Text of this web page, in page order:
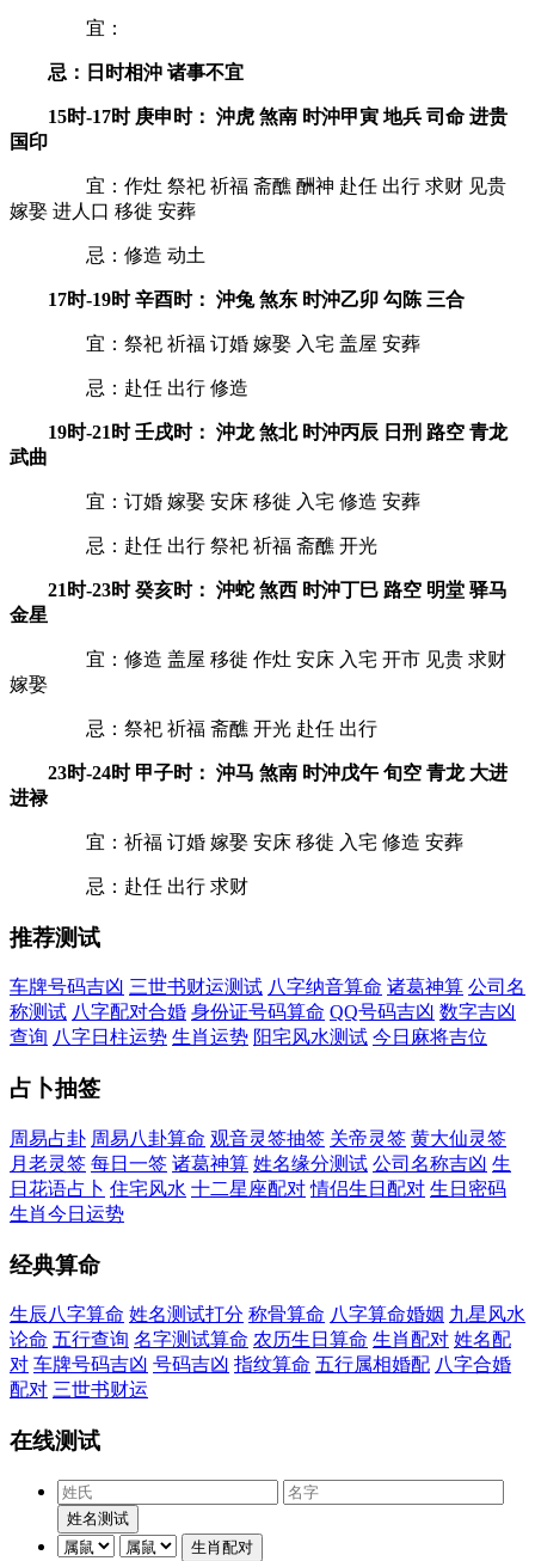
宜：
忌：日时相沖 诸事不宜
15时-17时 庚申时： 沖虎 煞南 时沖甲寅 地兵 司命 进贵
国印
宜：作灶 祭祀 祈福 斋醮 酬神 赴任 出行 求财 见贵
嫁娶 进人口 移徙 安葬
忌：修造 动土
17时-19时 辛酉时： 沖兔 煞东 时沖乙卯 勾陈 三合
宜：祭祀 祈福 订婚 嫁娶 入宅 盖屋 安葬
忌：赴任 出行 修造
19时-21时 壬戌时： 沖龙 煞北 时沖丙辰 日刑 路空 青龙
武曲
宜：订婚 嫁娶 安床 移徙 入宅 修造 安葬
忌：赴任 出行 祭祀 祈福 斋醮 开光
21时-23时 癸亥时： 沖蛇 煞西 时沖丁巳 路空 明堂 驿马
金星
宜：修造 盖屋 移徙 作灶 安床 入宅 开市 见贵 求财
嫁娶
忌：祭祀 祈福 斋醮 开光 赴任 出行
23时-24时 甲子时： 沖马 煞南 时沖戊午 旬空 青龙 大进
进禄
宜：祈福 订婚 嫁娶 安床 移徙 入宅 修造 安葬
忌：赴任 出行 求财
推荐测试
车牌号码吉凶 三世书财运测试 八字纳音算命 诸葛神算 公司名
称测试 八字配对合婚 身份证号码算命 QQ号码吉凶 数字吉凶
查询 八字日柱运势 生肖运势 阳宅风水测试 今日麻将吉位
占卜抽签
周易占卦 周易八卦算命 观音灵签抽签 关帝灵签 黄大仙灵签
月老灵签 每日一签 诸葛神算 姓名缘分测试 公司名称吉凶 生
日花语占卜 住宅风水 十二星座配对 情侣生日配对 生日密码
生肖今日运势
经典算命
生辰八字算命 姓名测试打分 称骨算命 八字算命婚姻 九星风水
论命 五行查询 名字测试算命 农历生日算命 生肖配对 姓名配
对 车牌号码吉凶 号码吉凶 指纹算命 五行属相婚配 八字合婚
配对 三世书财运
在线测试